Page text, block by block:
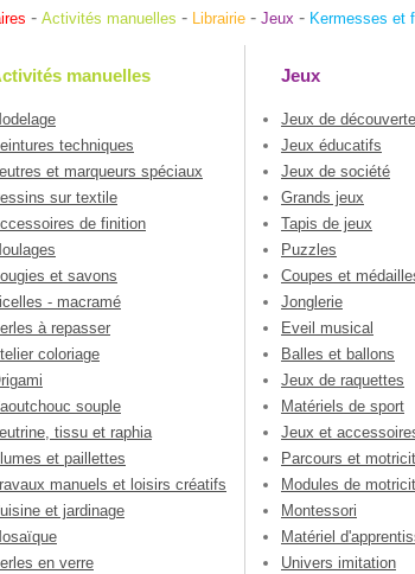
- Activités manuelles - Librairie - Jeux - Kermesses et
manuelles
techniques
et marqueurs spéciaux
sur textile
de finition
et savons
- macramé
à repasser
coloriage
souple
tissu et raphia
et paillettes
manuels et loisirs créatifs
et jardinage
en verre
Jeux
Jeux de découverte
Jeux éducatifs
Jeux de société
Grands jeux
Tapis de jeux
Puzzles
Coupes et
Jonglerie
Eveil musical
Balles et ballons
Jeux de raquettes
Matériels de sport
Jeux et
Parcours et
Modules de
Montessori
Matériel
Univers imitation